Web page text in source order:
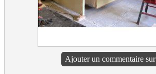
Ajouter un commentaire